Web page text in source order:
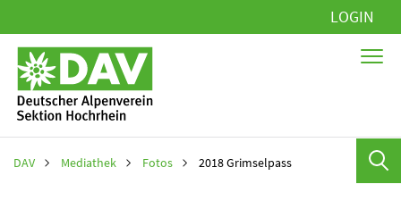
LOGIN
DAV Mediathek Fotos 2018 Grimselpass